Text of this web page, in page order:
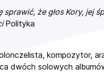
sprawić, że głos Kory,
Polityka
kompozytor,
dwóch solowych